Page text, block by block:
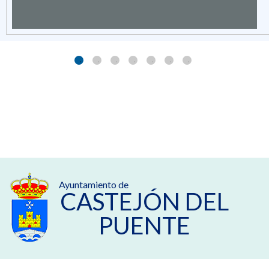
Ayuntamiento de
CASTEJÓN DEL
PUENTE